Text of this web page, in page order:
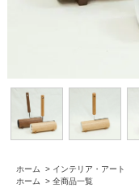
ホーム > インテリア・アート
ホーム
> 全商品一覧